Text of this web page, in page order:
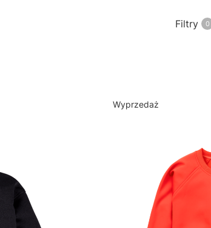
Filtry 0
Wyprzedaż